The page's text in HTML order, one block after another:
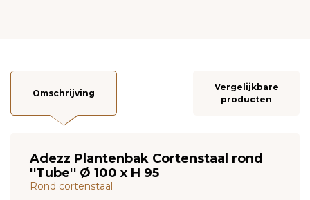
Omschrijving
Vergelijkbare
producten
Adezz Plantenbak Cortenstaal rond
''Tube'' Ø 100 x H 95
Rond cortenstaal